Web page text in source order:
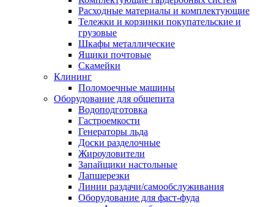
Расходные материалы и комплектующие
Тележки и корзинки покупательские и
грузовые
Шкафы металлические
Ящики почтовые
Скамейки
Клининг
Поломоечные машины
Оборудование для общепита
Водоподготовка
Гастроемкости
Генераторы льда
Доски разделочные
Жироуловители
Запайщики настольные
Лапшерезки
Линии раздачи/самообслуживания
Оборудование для фаст-фуда